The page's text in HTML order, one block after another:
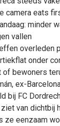
camera eats
minder
vallen
overleden
onder
bewoners
ex-
bij FC
van dichtbij
ze eenzaam